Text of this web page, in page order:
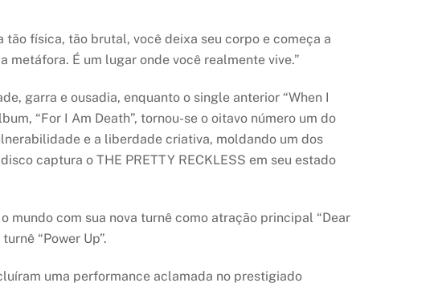
tão física, tão brutal, você deixa seu corpo e começa a
É um lugar onde você realmente vive.”
garra e ousadia, enquanto o single anterior “When I
“For I Am Death”, tornou-se o oitavo número um do
e a liberdade criativa, moldando um dos
captura o THE PRETTY RECKLESS em seu estado
mundo com sua nova turnê como atração principal “Dear
“Power Up”.
uma performance aclamada no prestigiado